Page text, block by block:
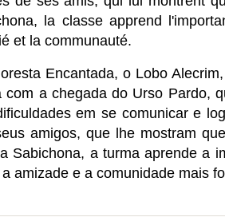
la classe apprend
et la communauté.
Encantada, o Lobo
com a chegada do Urso Pardo,
em se comunicar e
amigos, que lhe mostram
Sabichona, a turma aprende a
amizade e a comunidade mais